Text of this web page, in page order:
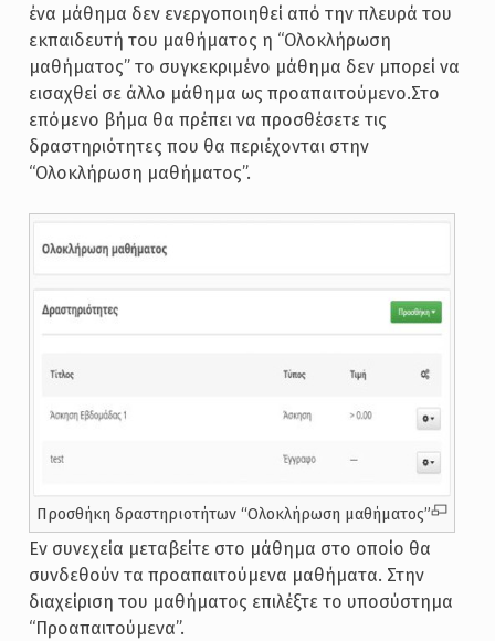
ένα μάθημα δεν ενεργοποιηθεί από την πλευρά του
εκπαιδευτή του μαθήματος η “Ολοκλήρωση
μαθήματος” το συγκεκριμένο μάθημα δεν μπορεί να
εισαχθεί σε άλλο μάθημα ως προαπαιτούμενο.Στο
επόμενο βήμα θα πρέπει να προσθέσετε τις
δραστηριότητες που θα περιέχονται στην
“Ολοκλήρωση μαθήματος”.
Προσθήκη δραστηριοτήτων “Ολοκλήρωση μαθήματος”
Εν συνεχεία μεταβείτε στο μάθημα στο οποίο θα
συνδεθούν τα προαπαιτούμενα μαθήματα. Στην
διαχείριση του μαθήματος επιλέξτε το υποσύστημα
“Προαπαιτούμενα”.